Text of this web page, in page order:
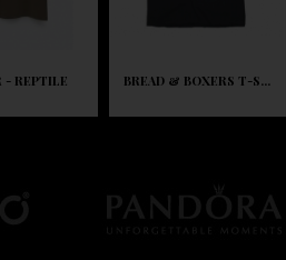
- REPTILE BREAD & BOXERS T-S...